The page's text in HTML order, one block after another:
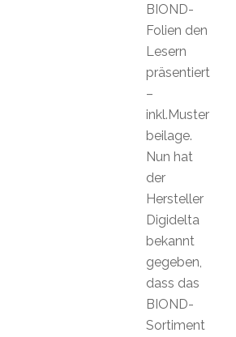
BIOND-
Folien den
Lesern
präsentiert
–
inkl.Muster
beilage.
Nun hat
der
Hersteller
Digidelta
bekannt
gegeben,
dass das
BIOND-
Sortiment